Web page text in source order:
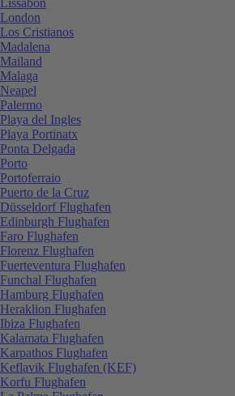
London
Los Cristianos
Madalena
Mailand
Malaga
Neapel
Palermo
Playa del Ingles
Playa Portinatx
Ponta Delgada
Porto
Portoferraio
Puerto de la Cruz
Düsseldorf Flughafen
Edinburgh Flughafen
Faro Flughafen
Florenz Flughafen
Fuerteventura Flughafen
Funchal Flughafen
Hamburg Flughafen
Heraklion Flughafen
Ibiza Flughafen
Kalamata Flughafen
Karpathos Flughafen
Keflavik Flughafen (KEF)
Korfu Flughafen